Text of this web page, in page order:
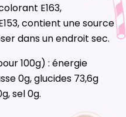
E163,
contient une source
dans un endroit sec.
100g) : énergie
0g, glucides 73,6g
sel 0g.